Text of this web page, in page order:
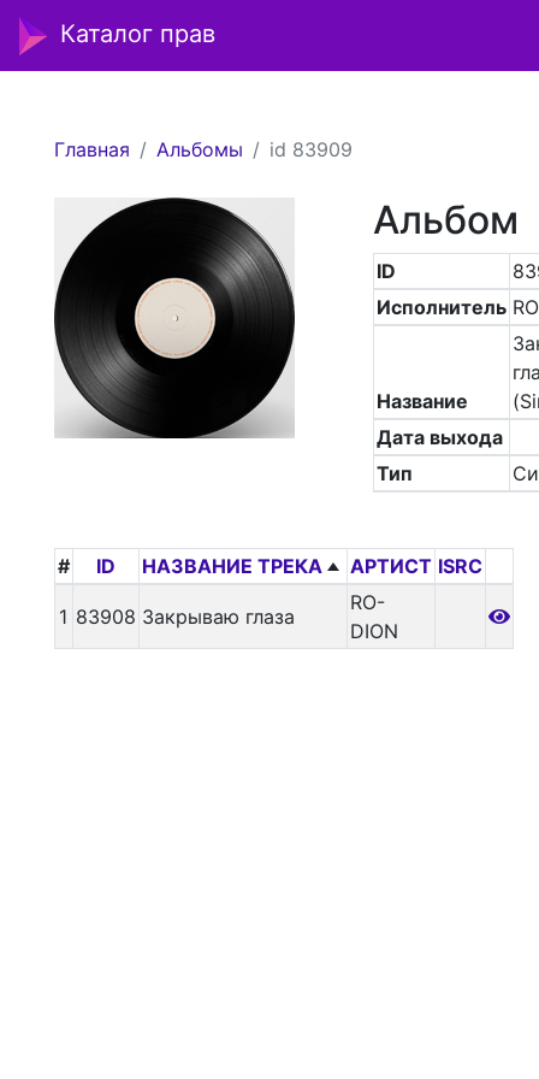
Каталог прав
Главная Альбомы id 83909
Альбом
ID
Исполнитель
Название
Дата выхода
Тип
# ID НАЗВАНИЕ ТРЕКА АРТИСТ ISRC
1 83908 Закрываю глаза
RO-
DION